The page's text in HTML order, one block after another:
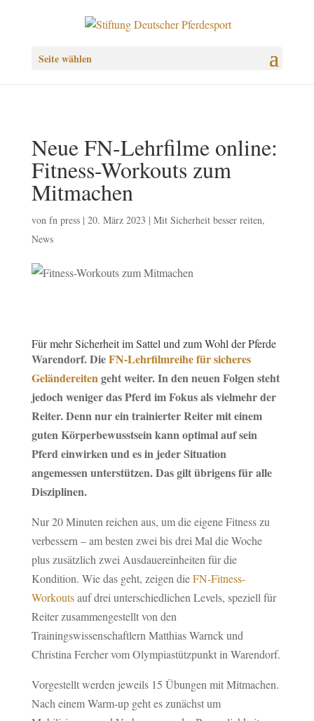
Seite wählen
Neue FN-Lehrfilme online:
Fitness-Workouts zum
Mitmachen
von fn press| 20. März 2023 | Mit Sicherheit besser reiten,
News
Für mehr Sicherheit im Sattel und zum Wohl der Pferde
Warendorf. DieFN-Lehrfilmreihe für sicheres
Geländereitengeht weiter. In den neuen Folgen steht
jedoch weniger das Pferd im Fokus als vielmehr der
Reiter. Denn nur ein trainierter Reiter mit einem
guten Körperbewusstsein kann optimal auf sein
Pferd einwirken und es in jeder Situation
angemessen unterstützen. Das gilt übrigens für alle
Disziplinen.
Nur 20 Minuten reichen aus, um die eigene Fitness zu
verbessern – am besten zwei bis drei Mal die Woche
plus zusätzlich zwei Ausdauereinheiten für die
Kondition. Wie das geht, zeigen dieFN-Fitness-
Workoutsauf drei unterschiedlichen Levels, speziell für
Reiter zusammengestellt von den
Trainingswissenschaftlern Matthias Warnck und
Christina Fercher vom Olympiastützpunkt in Warendorf.
Vorgestellt werden jeweils 15 Übungen mit Mitmachen.
Nach einem Warm-up geht es zunächst um